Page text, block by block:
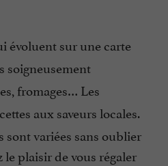
évoluent sur une carte
soigneusement
fromages… Les
aux saveurs locales.
sont variées sans oublier
plaisir de vous régaler